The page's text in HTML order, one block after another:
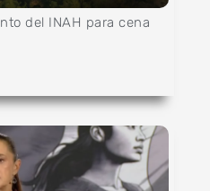
del INAH para cena